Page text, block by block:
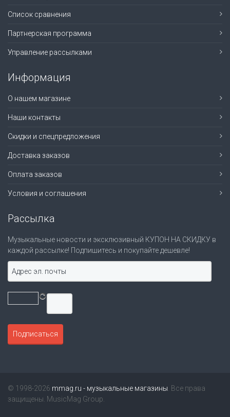
Список сравнения
Партнерская программа
Управление рассылками
Информация
О нашем магазине
Наши контакты
Скидки и спецпредложения
Доставка заказов
Оплата заказов
Условия и соглашения
Рассылка
Музыкальные новости и эксклюзивный КУПОН НА СКИДКУ в
каждой рассылке! Подпишитесь и покупайте дешевле!
© 1998-2026 mmag.ru - музыкальные магазины . Все права
защищены. MusicMag Group.